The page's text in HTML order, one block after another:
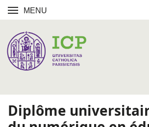
MENU
Diplôme